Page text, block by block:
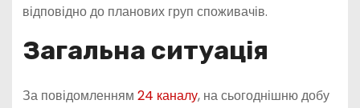
відповідно до планових груп споживачів.
Загальна ситуація
За повідомленням 24 каналу, на сьогоднішню добу